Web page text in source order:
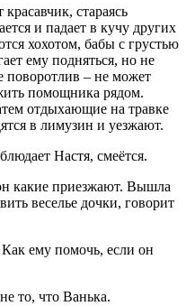
стараясь
и падает в кучу других
хохотом, бабы с грустью
ему подняться, но не
поворотлив – не может
помощника рядом.
отдыхающие на травке
в лимузин и уезжают.
Настя, смеётся.
какие приезжают. Вышла
веселье дочки, говорит
ему помочь, если он
то, что Ванька.